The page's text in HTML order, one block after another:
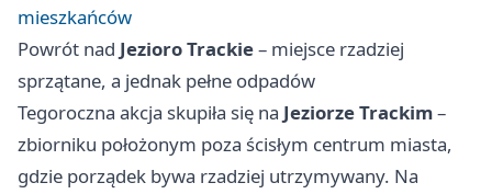
mieszkańców
Powrót nad Jezioro Trackie– miejsce rzadziej
sprzątane, a jednak pełne odpadów
Tegoroczna akcja skupiła się na Jeziorze Trackim–
zbiorniku położonym poza ścisłym centrum miasta,
gdzie porządek bywa rzadziej utrzymywany. Na